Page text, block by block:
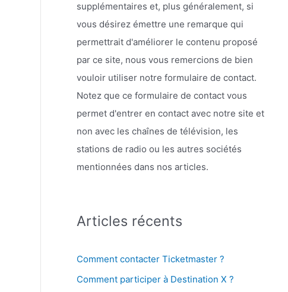
supplémentaires et, plus généralement, si
vous désirez émettre une remarque qui
permettrait d'améliorer le contenu proposé
par ce site, nous vous remercions de bien
vouloir utiliser notre formulaire de contact.
Notez que ce formulaire de contact vous
permet d'entrer en contact avec notre site et
non avec les chaînes de télévision, les
stations de radio ou les autres sociétés
mentionnées dans nos articles.
Articles récents
Comment contacter Ticketmaster ?
Comment participer à Destination X ?